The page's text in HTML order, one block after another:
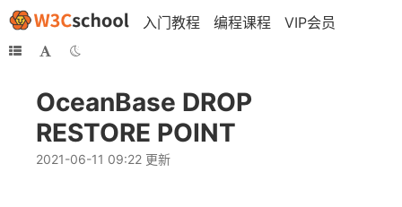
入门教程 编程课程 VIP会员
OceanBase DROP
RESTORE POINT
2021-06-11 09:22 更新